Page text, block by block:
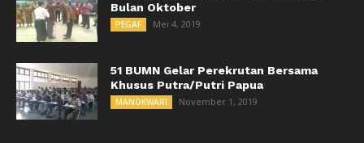
Bulan Oktober
PEGAF Mei 4, 2019
51 BUMN Gelar Perekrutan Bersama
Khusus Putra/Putri Papua
MANOKWARI November 1, 2019